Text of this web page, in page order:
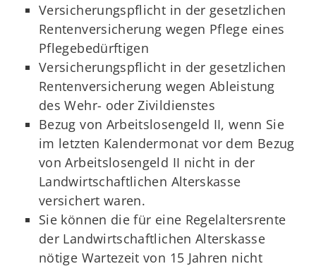
Versicherungspflicht in der gesetzlichen
Rentenversicherung wegen Pflege eines
Pflegebedürftigen
Versicherungspflicht in der gesetzlichen
Rentenversicherung wegen Ableistung
des Wehr- oder Zivildienstes
Bezug von Arbeitslosengeld II, wenn Sie
im letzten Kalendermonat vor dem Bezug
von Arbeitslosengeld II nicht in der
Landwirtschaftlichen Alterskasse
versichert waren.
Sie können die für eine Regelaltersrente
der Landwirtschaftlichen Alterskasse
nötige Wartezeit von 15 Jahren nicht